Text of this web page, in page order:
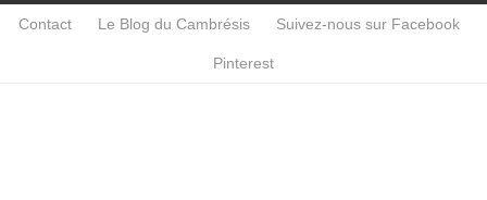
Contact Le Blog du Cambrésis Suivez-nous sur Facebook
Pinterest